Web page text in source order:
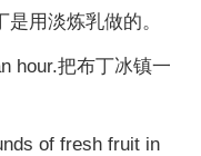
用淡炼乳做的。
hour.把布丁冰镇一
of fresh fruit in